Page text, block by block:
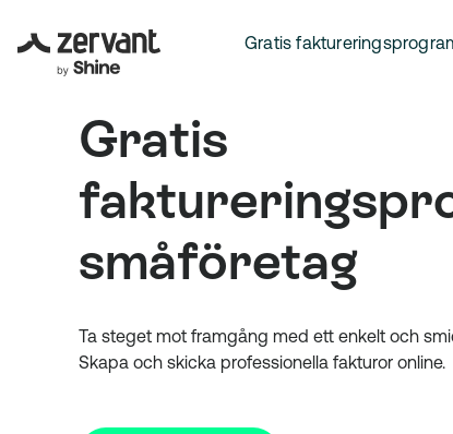
Gratis
Gratis
småföretag
Ta steget mot framgång med ett enkelt och
Skapa och skicka professionella fakturor online.